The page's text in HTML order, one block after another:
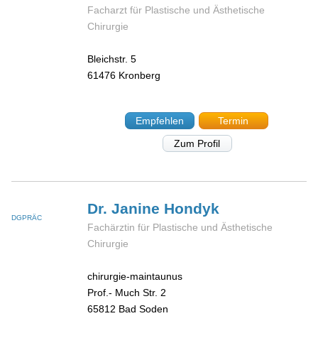
Facharzt für Plastische und Ästhetische
Chirurgie
Bleichstr. 5
61476 Kronberg
Empfehlen
Termin
Zum Profil
DGPRÄC
Dr. Janine Hondyk
Fachärztin für Plastische und Ästhetische
Chirurgie
chirurgie-maintaunus
Prof.- Much Str. 2
65812 Bad Soden